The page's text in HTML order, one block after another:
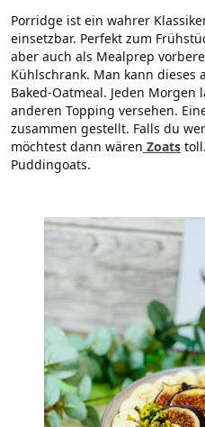
Porridge ist ein wahrer
einsetzbar. Perfekt zum
aber auch als Mealprep
Kühlschrank. Man kann dieses
Baked-Oatmeal. Jeden
anderen Topping versehen.
zusammen gestellt. Falls du
möchtest dann wären Zoats
Puddingoats.